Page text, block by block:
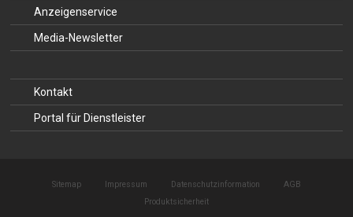
Anzeigenservice
Media-Newsletter
Kontakt
Portal für Dienstleister
Sitemap Impressum Datenschutzinformation
AGB
Produktsicherheit